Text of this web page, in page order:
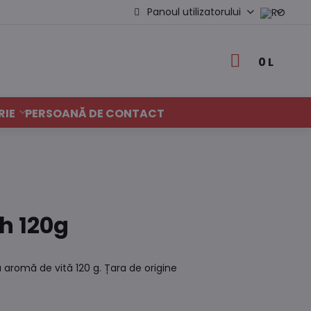
Panoul utilizatorului
0 L
PERSOANĂ DE CONTACT
120g
de vită 120 g. Țara de origine